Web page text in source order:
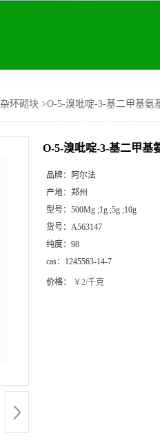
杂环砌块 >O-5-溴吡啶-3-基二甲基氨
O-5-溴吡啶-3-基二甲基
品牌：
阿尔法
产地： 郑州
型号： 500Mg ;1g ;5g ;10g
货号： A563147
纯度： 98
cas： 1245563-14-7
价格： ￥2/千克